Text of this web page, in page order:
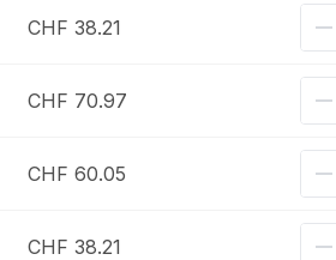
CHF 38.21
CHF 70.97
CHF 60.05
CHF 38.21